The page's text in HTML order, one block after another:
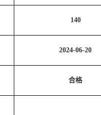
140
2024-06-20
合格